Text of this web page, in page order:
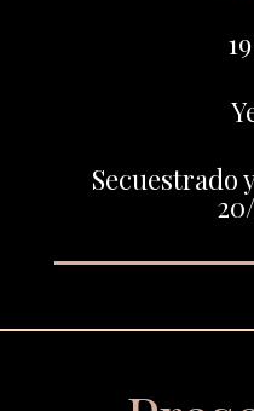
Secuestrado